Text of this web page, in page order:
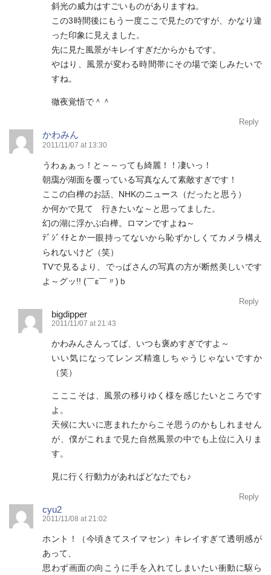
斜光の威力はすごいものがありますね。
この3時間後にもう一度ここで見たのですが、かなり違
った印象に見えました。
先に見た風景がキレイすぎだからかもです。
やはり、風景が変わる時間帯にその場で楽しみたいで
すね。
徹夜覚悟で＾＾
Reply
かわみん
2011/11/07 at 13:30
うわぁぁっ！と～～っても綺麗！！凄いっ！
朝靄が湖面を覆っている写真なんて素敵すぎです！
ここの白樺のお話、NHKのニュース（だったと思う）
か何かで見て 行きたいな～と思ってました。
幻の湖に浮かぶ白樺。ロマンですよね～
ﾃﾞｼﾞｲﾁとか一眼持ってないから恥ずかしくてカメラ構え
られないけど（笑）
TVで見るより、でっぱさんの写真の方が断然美しいです
よ～グッ!! (￣ε￣〃)ｂ
Reply
bigdipper
2011/11/07 at 21:43
かわみんさんってば、いつも褒めすぎですよ～
いい気になってレンズ精進しちゃうじゃないですか
（笑）
こここそは、風景の移りゆく様を感じたいところです
よ。
天候に大いに恵まれたからこそ思うのかもしれません
が、僕がこれまで見た自然風景の中でも上位に入りま
す。
見に行く行動力があればどなたでも♪
Reply
cyu2
2011/11/08 at 21:02
ホント！（今頃きてスイマセン）キレイすぎて透明感が
あって、
思わず画面の向こうに手を入れてしまいたい衝動に駆ら